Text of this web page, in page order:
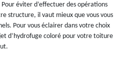
éviter d’effectuer des opérations
structure, il vaut mieux que vous vous
Pour vous éclairer dans votre choix
d’hydrofuge coloré pour votre toiture